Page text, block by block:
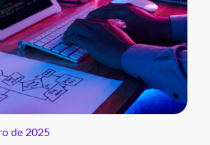
de 2025